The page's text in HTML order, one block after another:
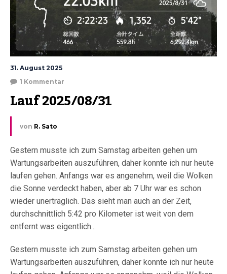
31. August 2025
1 Kommentar
Lauf 2025/08/31
von R. Sato
Gestern musste ich zum Samstag arbeiten gehen um
Wartungsarbeiten auszuführen, daher konnte ich nur heute
laufen gehen. Anfangs war es angenehm, weil die Wolken
die Sonne verdeckt haben, aber ab 7 Uhr war es schon
wieder unerträglich. Das sieht man auch an der Zeit,
durchschnittlich 5:42 pro Kilometer ist weit von dem
entfernt was eigentlich...
Gestern musste ich zum Samstag arbeiten gehen um
Wartungsarbeiten auszuführen, daher konnte ich nur heute